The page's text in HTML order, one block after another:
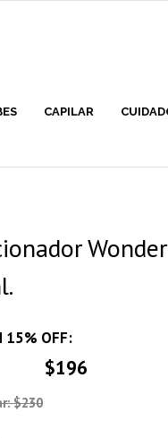
CAPILAR
15% OFF:
$196
$230